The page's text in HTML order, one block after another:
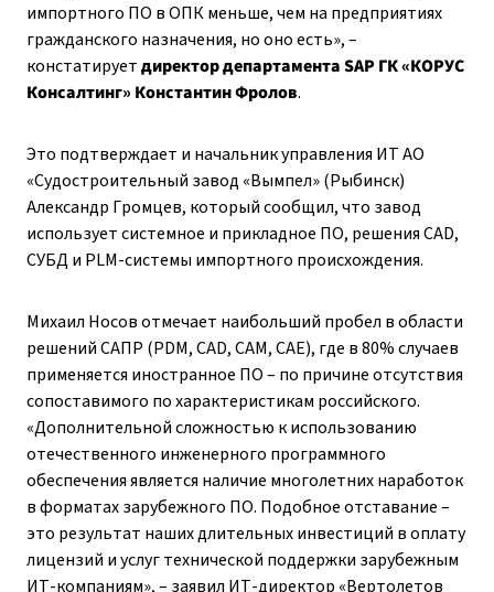
импортного ПО в ОПК меньше, чем на предприятиях
гражданского назначения, но оно есть», – ​
констатируетдиректор департамента SAP ГК «КОРУС
Консалтинг» Константин Фролов.
Это подтверждает и начальник управления ИТ АО
«Судостроительный завод «Вымпел» (Рыбинск)
Александр Громцев, который сообщил, что завод
использует системное и прикладное ПО, решения CAD,
СУБД и PLM-системы импортного происхождения.
Михаил Носов отмечает наибольший пробел в области
решений САПР (PDM, CAD, CAM, CAE), где в 80% случаев
применяется иностранное ПО – ​по ­причине отсутствия
сопоставимого по характеристикам российского.
«Дополнительной сложностью к использованию
отечественного инженерного программного
обеспечения является наличие многолетних наработок
в форматах зарубежного ПО. Подобное отставание – ​
это результат наших длительных инвестиций в оплату
лицензий и услуг технической поддержки зарубежным
ИТ-компаниям», – ​заявил ИТ-директор «Вертолетов